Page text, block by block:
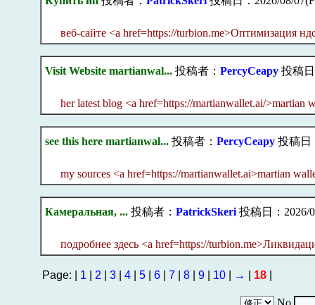
веб-сайте <a href=https://turbion.me>Оптимизация
Visit Website martianwal...投稿者： PercyCeapy投稿日
her latest blog <a href=https://martianwallet.ai/>martian
see this here martianwal...投稿者： PercyCeapy投稿日
my sources <a href=https://martianwallet.ai>martian
Камеральная, ...投稿者： PatrickSkeri投稿日：2026/
подробнее здесь <a href=https://
Page: | 1 2 3| 4| 5| 6| 7 8| 9| 10| → 18|
No.